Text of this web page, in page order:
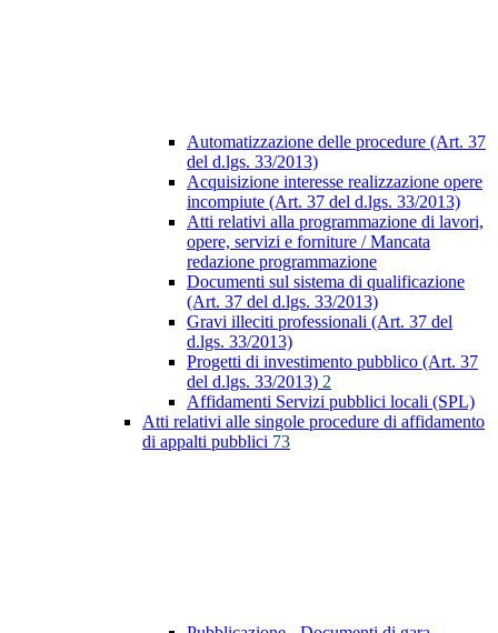
Automatizzazione delle procedure (Art. 37
del d.lgs. 33/2013)
Acquisizione interesse realizzazione opere
incompiute (Art. 37 del d.lgs. 33/2013)
Atti relativi alla programmazione di lavori,
opere, servizi e forniture / Mancata
redazione programmazione
Documenti sul sistema di qualificazione
(Art. 37 del d.lgs. 33/2013)
Gravi illeciti professionali (Art. 37 del
d.lgs. 33/2013)
Progetti di investimento pubblico (Art. 37
del d.lgs. 33/2013) 2
Affidamenti Servizi pubblici locali (SPL)
Atti relativi alle singole procedure di affidamento
di appalti pubblici 73